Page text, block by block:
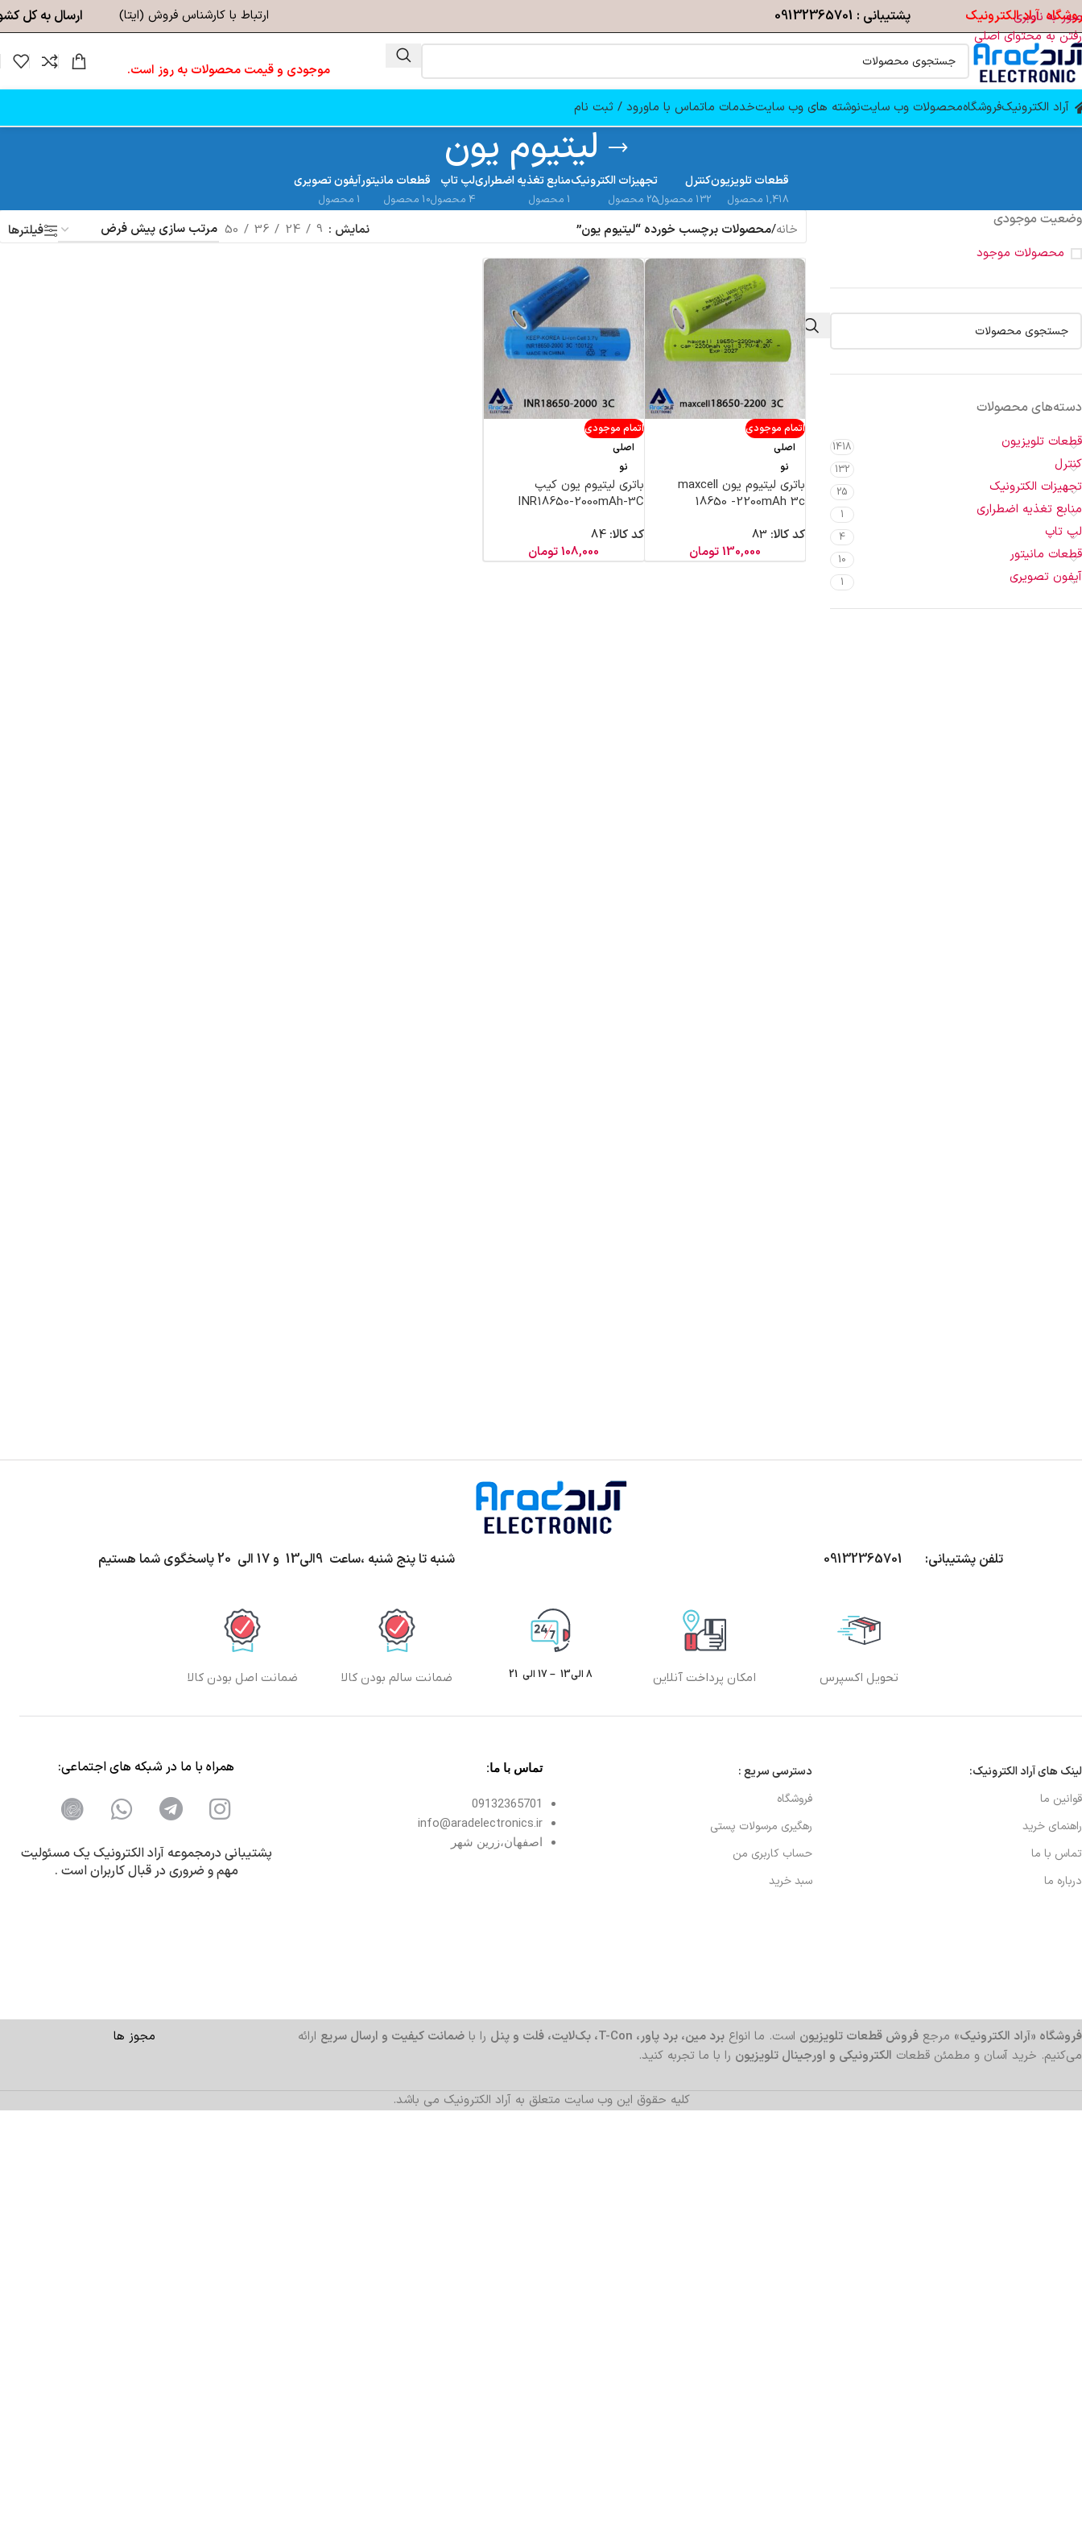
عبور به ناوبری
رفتن به محتوای اصلی
آراد الکترونیک پشتیبانی : 09132365701 ارتباط با کارشناس فروش (ایتا) ارسال به کل
موجودی و قیمت محصولات به روز است.
آراد الکترونیکفروشگاهمحصولات وب سایتنوشته های وب سایتخدمات ماتماس با ماورود / ثبت نام
لیتیوم یون
قطعات تلویزیون
1,418 محصول
کنترل
132 محصول
تجهیزات الکترونیک
25 محصول
منابع تغذیه اضطراری
1 محصول
لپ تاپ
4 محصول
قطعات مانیتور
10 محصول
آیفون تصویری
1 محصول
وضعیت موجودی
محصولات موجود
دسته‌های محصولات
قطعات تلویزیون 1418
کنترل 132
تجهیزات الکترونیک 25
منابع تغذیه اضطراری 1
لپ تاپ 4
قطعات مانیتور 10
آیفون تصویری 1
خانه/محصولات برچسب خورده “لیتیوم یون” نمایش 9
24
36
50 فیلترها
اتمام موجودی
اصلی
نو
باتری لیتیوم یون maxcell
18650 -2200mAh 3c
کد کالا: 83
130,000تومان
اتمام موجودی
اصلی
نو
باتری لیتیوم یون کیپ
INR18650-2000mAh-3C
کد کالا:84
108,000تومان
تلفن پشتیبانی: 09132365701 شنبه تا پنج شنبه ،ساعت 9الی13 و 17 الی 20 پاسخگوی شما هستیم
تحویل اکسپرس امکان پرداخت آنلاین 8 الی13 – 17 الی 21 ضمانت سالم بودن کالا ضمانت اصل بودن کالا
لینک های آراد الکترونیک:
قوانین ما
راهنمای خرید
تماس با ما
درباره ما
دسترسی سریع :
فروشگاه
رهگیری مرسولات پستی
حساب کاربری من
سبد خرید
تماس با ما:
09132365701
info@aradelectronics.ir
اصفهان،زرین شهر
همراه با ما در شبکه های اجتماعی:
پشتیبانی درمجموعه آراد الکترونیک یک مسئولیت
مهم و ضروری در قبال کاربران است .
فروشگاه «آراد الکترونیک» مرجع فروش قطعات تلویزیون است. ما انواع برد مین، برد پاور، T-Con، بک‌لایت، فلت و پنل را با ضمانت کیفیت و ارسال سریع ارائه
می‌کنیم. خرید آسان و مطمئن قطعات الکترونیکی و اورجینال تلویزیون را با ما تجربه کنید.
مجوز ها
کلیه حقوق این وب سایت متعلق به آراد الکترونیک می باشد.